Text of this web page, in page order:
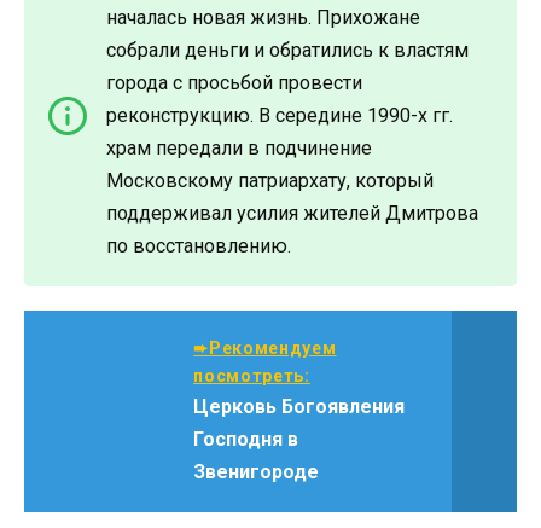
началась новая жизнь. Прихожане
собрали деньги и обратились к властям
города с просьбой провести
реконструкцию. В середине 1990-х гг.
храм передали в подчинение
Московскому патриархату, который
поддерживал усилия жителей Дмитрова
по восстановлению.
➨Рекомендуем
посмотреть:
Церковь Богоявления
Господня в
Звенигороде